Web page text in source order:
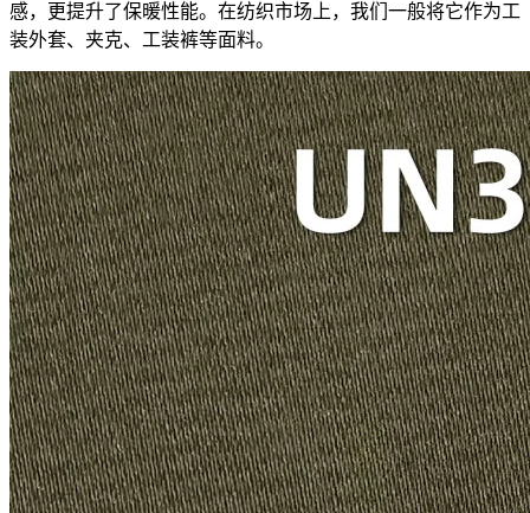
感，更提升了保暖性能。在纺织市场上，我们一般将它作为工
装外套、夹克、工装裤等面料。